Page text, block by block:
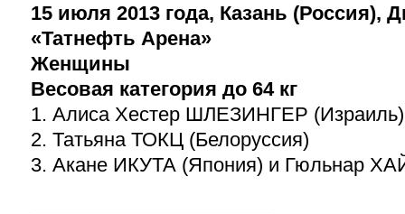
15 июля 2013 года, Казань (Россия),
«Татнефть Арена»
Женщины
Весовая категория до 64 кг
1. Алиса Хестер ШЛЕЗИНГЕР (Израиль)
2. Татьяна ТОКЦ (Белоруссия)
3. Акане ИКУТА (Япония) и Гюльнар